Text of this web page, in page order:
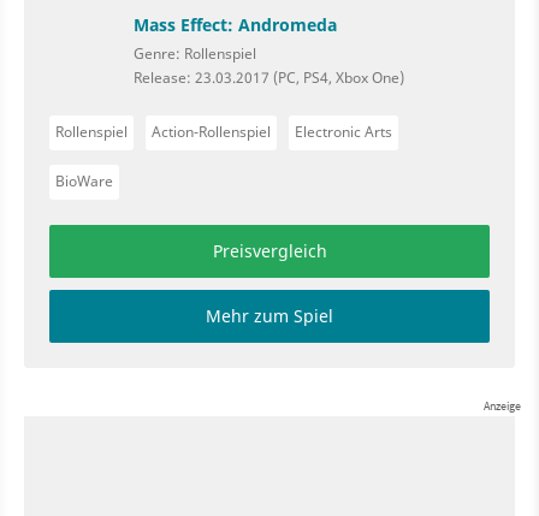
Mass Effect: Andromeda
Genre: Rollenspiel
Release: 23.03.2017 (PC, PS4, Xbox One)
Rollenspiel Action-Rollenspiel Electronic Arts
BioWare
Preisvergleich
Mehr zum Spiel